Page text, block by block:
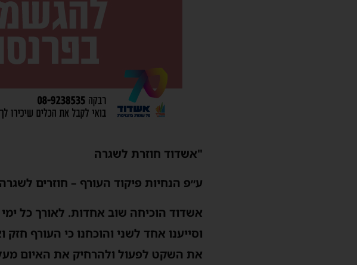
"אשדוד חוזרת לשגרה
ע״פ הנחיות פיקוד העורף – חוזרים
אשדוד הוכיחה שוב אחדות. לאורך כל
וסייענו אחד לשני והוכחנו כי העורף
את השקט לפעול ולהרחיק את האיום